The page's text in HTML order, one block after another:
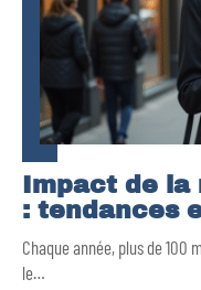
Impact de
: tendances
Chaque année, plus de
le…